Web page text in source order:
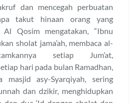
dan mencegah perbuatan
takut hinaan orang yang
Al Qosim mengatakan, “Ibnu
sholat jama’ah, membaca al-
setiap Jum’at,
hari pada bulan Ramadhan,
masjid asy-Syarqiyah, sering
dan dzikir, menghidupkan